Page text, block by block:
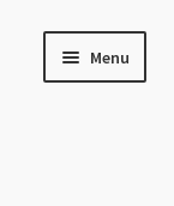
Menu